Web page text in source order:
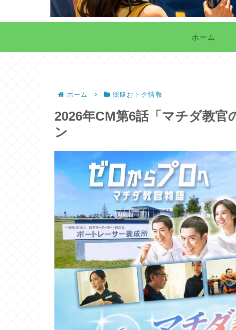
ホーム
ホーム 競艇おトク情報
2026年CM第6話「マチダ教官
ン